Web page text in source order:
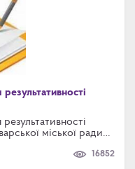
міської ради
Броварської16852